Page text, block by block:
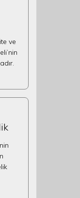
ve